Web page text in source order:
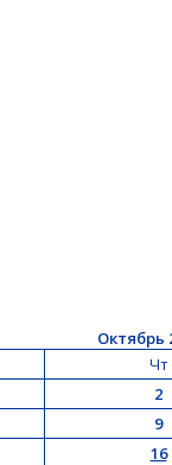
Октябрь
Чт
2
9
16